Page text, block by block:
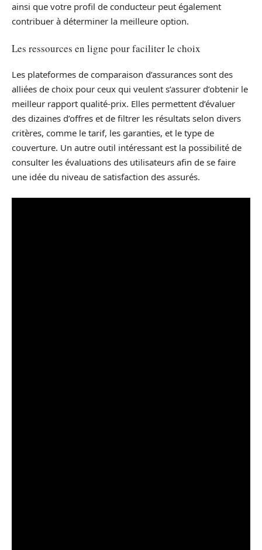
ainsi que votre profil de conducteur peut également
contribuer à déterminer la meilleure option.
Les ressources en ligne pour faciliter le choix
Les plateformes de comparaison d’assurances sont des
alliées de choix pour ceux qui veulent s’assurer d’obtenir le
meilleur rapport qualité-prix. Elles permettent d’évaluer
des dizaines d’offres et de filtrer les résultats selon divers
critères, comme le tarif, les garanties, et le type de
couverture. Un autre outil intéressant est la possibilité de
consulter les évaluations des utilisateurs afin de se faire
une idée du niveau de satisfaction des assurés.